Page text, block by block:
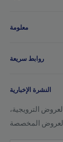
أبا ساليل - قطر
معلومة
اتصل بنا
FAQ
روابط سريعة
شروط الخدمة
سياسة الشحن
سياسة الاسترجاع
النشرة الإخبارية
الترويجية،